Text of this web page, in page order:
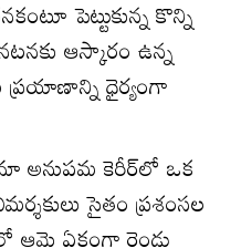
పెట్టుకున్న కొన్ని
ఆస్కారం ఉన్న
ప్రయాణాన్ని ధైర్యంగా
అనుపమ కెరీర్‌లో ఒక
సైతం ప్రశంసల
ఆమె ఏకంగా రెండు